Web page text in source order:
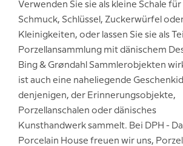
Verwenden Sie sie als kleine Schale für
Schmuck, Schlüssel, Zuckerwürfel
Kleinigkeiten, oder lassen Sie sie als
Porzellansammlung mit dänischem
Bing & Grøndahl Sammlerobjekten
ist auch eine naheliegende
denjenigen, der Erinnerungsobjekte,
Porzellanschalen oder dänisches
Kunsthandwerk sammelt. Bei DPH -
Porcelain House freuen wir uns,